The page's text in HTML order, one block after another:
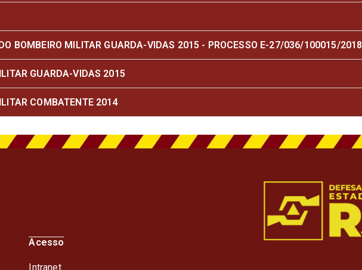
BOMBEIRO MILITAR GUARDA-VIDAS 2015 - PROCESSO E-27/036/100015/2018
GUARDA-VIDAS 2015
COMBATENTE 2014
Acesso
Intranet